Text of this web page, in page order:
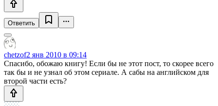
Ответить
chetzof2 янв 2010 в 09:14
Спасибо, обожаю книгу! Если бы не этот пост, то скорее всего
так бы и не узнал об этом сериале. А сабы на английском для
второй части есть?